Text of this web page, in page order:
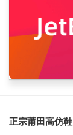
正宗莆田高仿鞋